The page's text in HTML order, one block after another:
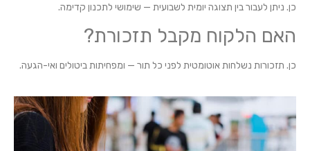
כן. ניתן לעבור בין תצוגה יומית לשבועית — שימושי לתכנון קדימה.
האם הלקוח מקבל תזכורת?
כן. תזכורות נשלחות אוטומטית לפני כל תור — ומפחיתות ביטולים ואי-הגעה.